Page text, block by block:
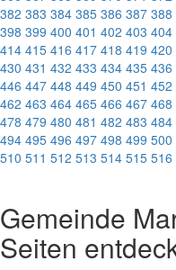
382 383 384 385 386 387 388
398 399 400 401 402 403 404
414 415 416 417 418 419 420
430 431 432 433 434 435 436
446 447 448 449 450 451 452
462 463 464 465 466 467 468
478 479 480 481 482 483 484
494 495 496 497 498 499 500
510 511 512 513 514 515 516
Gemeinde
Seiten